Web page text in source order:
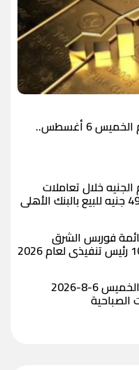
ارتفاع أسعار الذهب في مصر اليوم الخميس 6 أغسطس..
الجنيه خلال تعاملات
اليوم ويسجل 49.78 جنيه للبيع بالبنك الأهلي
فوربس الشرق
سعر الدولار اليوم الخميس 6-8-2026
الصباحية